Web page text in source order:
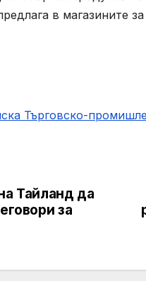
в магазините
Търговско-
Тайланд да
за